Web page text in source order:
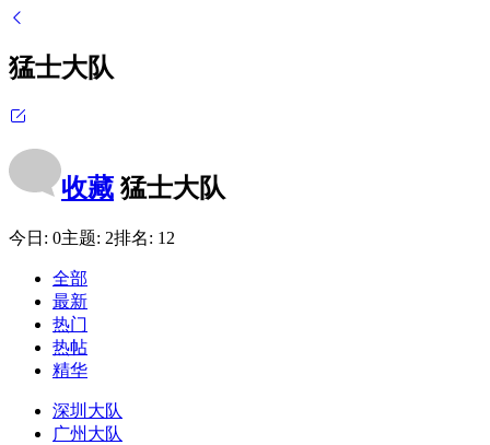
猛士大队
收藏 猛士大队
今日: 0主题: 2排名: 12
全部
最新
热门
热帖
精华
深圳大队
广州大队